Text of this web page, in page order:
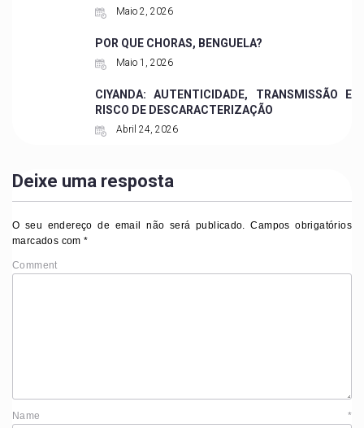
Maio 2, 2026
POR QUE CHORAS, BENGUELA?
Maio 1, 2026
CIYANDA: AUTENTICIDADE, TRANSMISSÃO E
RISCO DE DESCARACTERIZAÇÃO
Abril 24, 2026
Deixe uma resposta
O seu endereço de email não será publicado. Campos obrigatórios
marcados com*
Comment
Name *